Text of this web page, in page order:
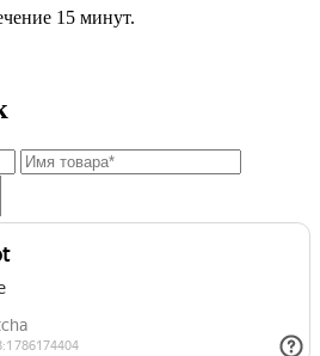
15 минут.